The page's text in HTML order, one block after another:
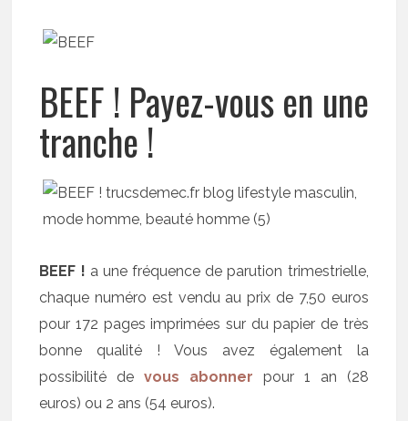
BEEF ! Payez-vous en une
tranche !
BEEF ! a une fréquence de parution trimestrielle,
chaque numéro est vendu au prix de 7,50 euros
pour 172 pages imprimées sur du papier de très
bonne qualité ! Vous avez également la
possibilité devous abonner pour 1 an (28
euros) ou 2 ans (54 euros).